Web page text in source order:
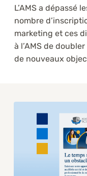
L’AMS a dépassé
nombre
marketing et ces
à l’AMS de
de nouveaux